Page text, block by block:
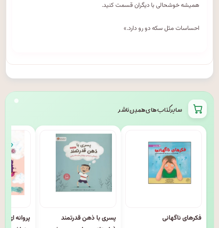
همیشه خوشحالی با دیگران قسمت کنید.
احساسات مثل سکه دو رو دارد.»
سایر کتاب های همین ناشر
فکرهای ناگهانی
پسری با ذهن قدرتمند
پروانه ای